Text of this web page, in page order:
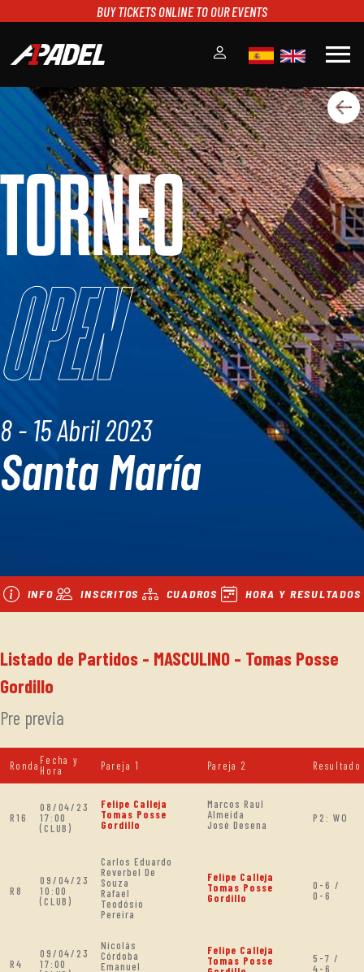
BUY TICKETS ONLINE TO OUR EVENTS
menu
A1PADEL
RANKING
CALENDARIO
TORNEOS
NOTICIAS
MULTIMEDIA
SCOREBOARD
STREAMING
TORNEO
Open
8 - 15 Abril 2023
Santa María
INFO INSCRITOS CUADROS HORA Y RESULTADOS
Listado de Partidos - MASCULINO - Tomas Posse
Gordillo
Pre previa
Ronda Fecha y
Hora
Pareja 1 Pareja 2 Resultado
R16
08/04/23
17:00
(CLUB)
Felipe Calleja
Tomas Posse
Gordillo
Marcos Raul
Almeida
José Desena
P2: WO
R8
09/04/23
10:00
(CLUB)
Carlos Eduardo
Reverbel De
Souza
Rafael
Teodósio
Pereira
Felipe Calleja
Tomas Posse
Gordillo
0-6 /
0-6
R4
09/04/23
17:00
Nicolás
Córdoba
Emanuel
Felipe Calleja
Tomas Posse
5-7 /
4-6